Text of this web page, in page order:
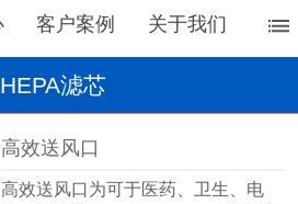
客户案例 关于我们
HEPA滤芯
高效送风口
高效送风口为可于医药、卫生、电